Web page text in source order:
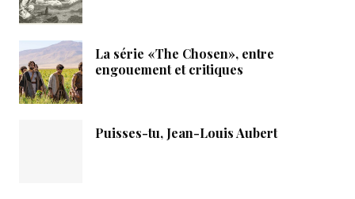
La série «The Chosen», entre
engouement et critiques
Puisses-tu, Jean-Louis Aubert